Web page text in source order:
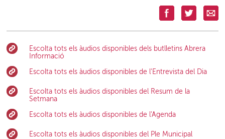
Escolta tots els àudios disponibles dels butlletins Abrera
Informació
Escolta tots els àudios disponibles de l'Entrevista del Dia
Escolta tots els àudios disponibles del Resum de la
Setmana
Escolta tots els àudios disponibles de l'Agenda
Escolta tots els àudios disponibles del Ple Municipal